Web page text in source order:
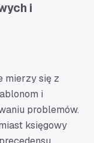
i
mierzy się z
i
problemów.
księgowy